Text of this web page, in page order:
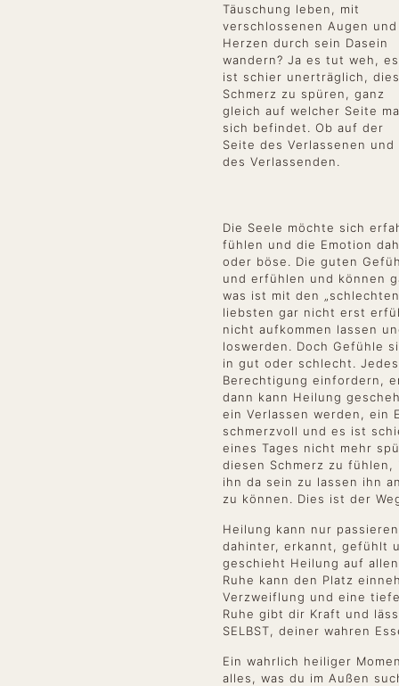
Täuschung leben, mit
verschlossenen Augen und
Herzen durch sein Dasein
wandern? Ja es tut weh, es
ist schier unerträglich,
Schmerz zu spüren, ganz
gleich auf welcher Seite
sich befindet. Ob auf der
Seite des Verlassenen und
des Verlassenden.
Die Seele möchte sich
fühlen und die Emotion
oder böse. Die guten
und erfühlen und können
was ist mit den
liebsten gar nicht erst
nicht aufkommen lassen
loswerden. Doch Gefühle
in gut oder schlecht.
Berechtigung einfordern,
dann kann Heilung
ein Verlassen werden, ein
schmerzvoll und es ist
eines Tages nicht mehr
diesen Schmerz zu
ihn da sein zu lassen ihn
zu können. Dies ist der
Heilung kann nur
dahinter, erkannt, gefühlt
geschieht Heilung auf
Ruhe kann den Platz
Verzweiflung und eine
Ruhe gibt dir Kraft und
SELBST, deiner wahren
Ein wahrlich heiliger
alles, was du im Außen